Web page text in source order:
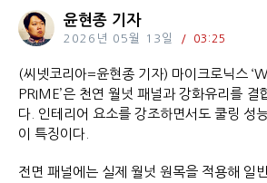
윤현종 기자
2026년 05월 13일 03:25
(씨넷코리아=윤현종 기자) 마이크로닉스
PRIME’은 천연 월넛 패널과 강화유리를 결
다. 인테리어 요소를 강조하면서도 쿨링 성
이 특징이다.
전면 패널에는 실제 월넛 원목을 적용해 일